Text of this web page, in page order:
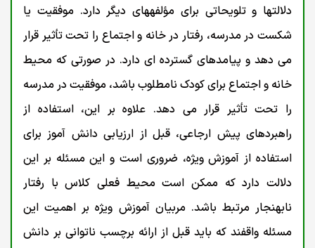
دلالتها و تلویحاتی برای مؤلفههای دیگر دارد. موفقیت یا
شکست در مدرسه، رفتار در خانه و اجتماع را تحت تأثیر قرار
می دهد و پیامدهای گسترده ای دارد. در صورتی که محیط
خانه و اجتماع برای کودک نامطلوب باشد، موفقیت در مدرسه
را تحت تأثیر قرار می دهد. علاوه بر این، استفاده از
راهبردهای پیش ارجاعی، قبل از ارزیابی دانش آموز برای
استفاده از آموزش ویژه، ضروری است و این مسئله بر این
دلالت دارد که ممکن است محیط فعلی کلاس با رفتار
نابهنجار مرتبط باشد. مربیان آموزش ویژه بر اهمیت این
مسئله واقفند که باید قبل از ارائه برچسب ناتوانی بر دانش